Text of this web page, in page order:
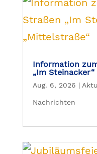
Information
„Im
Aug. 6, 2026 |
Nachrichten